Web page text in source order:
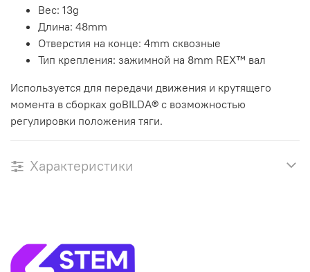
Вес: 13g
Длина: 48mm
Отверстия на конце: 4mm сквозные
Тип крепления: зажимной на 8mm REX™ вал
Используется для передачи движения и крутящего
момента в сборках goBILDA® с возможностью
регулировки положения тяги.
Характеристики